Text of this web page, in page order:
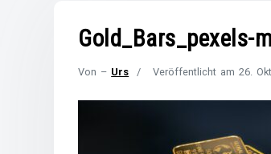
Gold_Bars_pexels-
Von – Urs Veröffentlicht am26.